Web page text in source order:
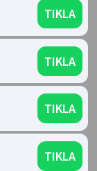
TIKLA
TIKLA
TIKLA
TIKLA